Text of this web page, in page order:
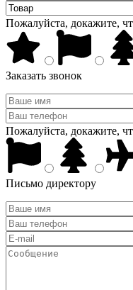
Пожалуйста, докажите,
Заказать звонок
Пожалуйста, докажите,
Письмо директору